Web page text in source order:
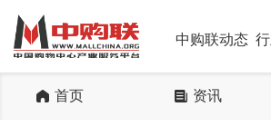
中购联动态
首页 资讯